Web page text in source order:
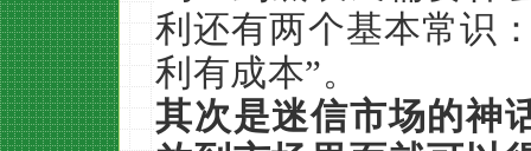
利还有两个基本常识
利有成本”。
其次是迷信市场的神